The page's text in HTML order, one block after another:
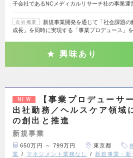
子会社であるNCメディカルリサーチ社の事業運
会社概要
新規事業開発を通じて「社会課題
成長」を同時に実現する「事業プロデュース」
興味あり
NEW
【事業プロデューサ
出社勤務／ヘルスケア領域
の創出と推進
新規事業
650万円 ～ 799万円 東京都
業
マネジメント業務なし 新規事業・新